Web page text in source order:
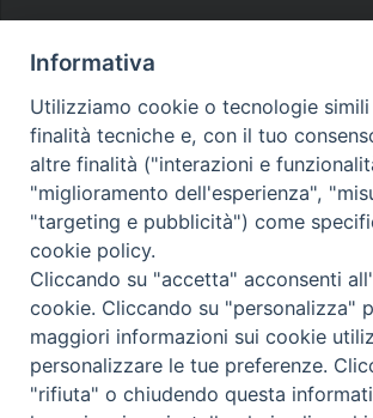
Diocesi di Melfi Rapolla
• Largo Duomo, 12 - 85025 MELFI
Tel.
PEC
Informativa
Utilizziamo cookie o tecnologie
finalità tecniche e, con il tuo
altre finalità ("interazioni e
"miglioramento dell'esperienza",
"targeting e pubblicità") come
cookie policy.
Cliccando su "accetta" acconsenti
cookie. Cliccando su "personalizza"
maggiori informazioni sui cookie
personalizzare le tue preferenze.
"rifiuta" o chiudendo questa